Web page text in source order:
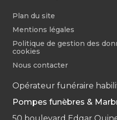
Plan du site
Mentions légales
Politique de gestion des
cookies
Nous contacter
Opérateur funéraire
Pompes funèbres &